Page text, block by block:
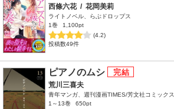
西條六花 / 花岡美莉
ライトノベル、らぶドロップス
1巻
1,100pt
(4.2)
投稿数49件
ピアノのムシ
荒川三喜夫
青年マンガ、週刊漫画TIMES/芳文社コミックス
1～13巻
650pt